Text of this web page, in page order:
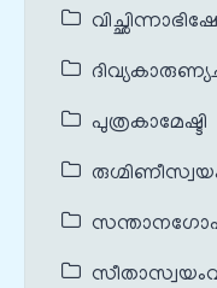
പുത്രകാമേഷ്ടി